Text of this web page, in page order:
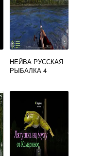
НЕЙВА РУССКАЯ
РЫБАЛКА 4